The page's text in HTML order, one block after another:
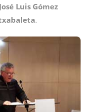
José Luis Gómez
.